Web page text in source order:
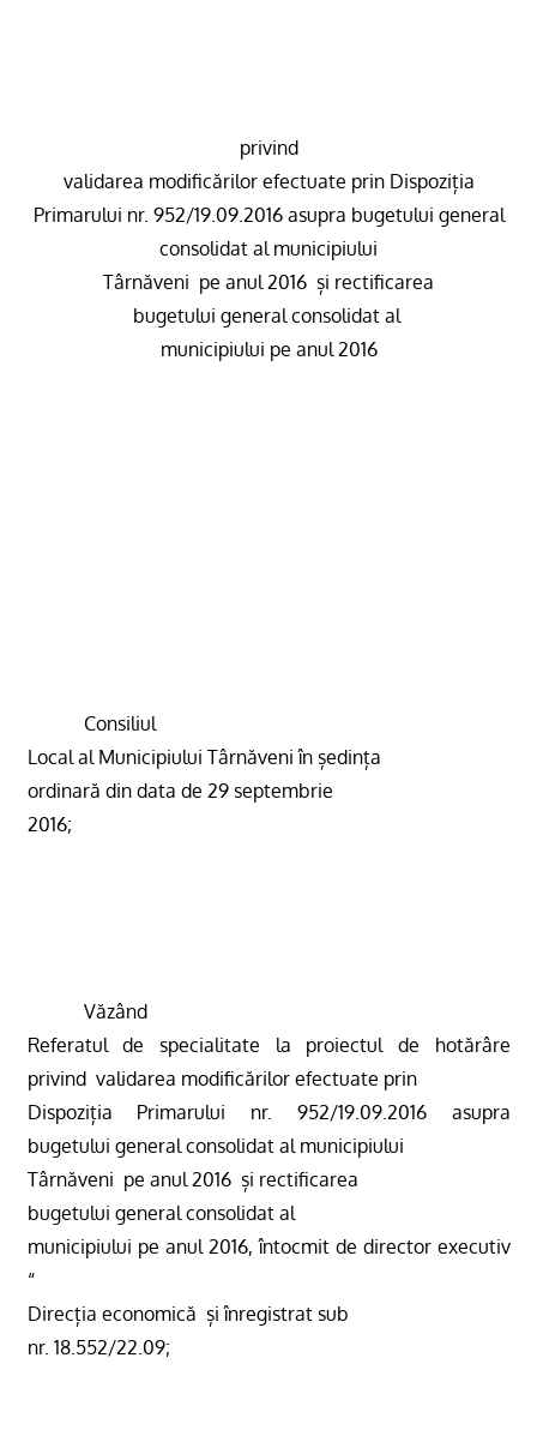
privind
validarea modificărilor efectuate prin Dispoziția
Primarului nr. 952/19.09.2016asupra bugetului general
consolidat al municipiului
Târnăveni pe anul 2016 și rectificarea
bugetului general consolidat al
municipiului pe anul 2016
Consiliul
Local al Municipiului Târnăveni în ședința
ordinară din data de 29 septembrie
2016;
Văzând
Referatul de specialitate la proiectul de hotărâre
privind validarea modificărilor efectuate prin
Dispoziția Primarului nr. 952/19.09.2016asupra
bugetului general consolidat al municipiului
Târnăveni pe anul 2016 și rectificarea
bugetului general consolidat al
municipiului pe anul 2016, întocmit de director executiv
“
Direcția economică și înregistrat sub
nr. 18.552/22.09;